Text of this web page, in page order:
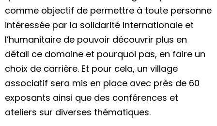
comme objectif de permettre à toute personne
intéressée par la solidarité internationale et
l’humanitaire de pouvoir découvrir plus en
détail ce domaine et pourquoi pas, en faire un
choix de carrière. Et pour cela, un village
associatif sera mis en place avec près de 60
exposants ainsi que des conférences et
ateliers sur diverses thématiques.